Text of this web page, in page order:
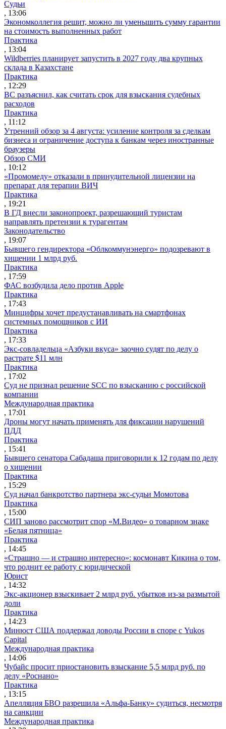
Судьи
, 13:06
Экономколлегия решит, можно ли уменьшить сумму гарантии
на стоимость выполненных работ
Практика
, 13:04
Wildberries планирует запустить в 2027 году два крупных
склада в Казахстане
Практика
, 12:29
ВС разъяснил, как считать срок для взыскания судебных
расходов
Практика
, 11:12
Утренний обзор за 4 августа: усиление контроля за сделкам
бизнеса и ограничение доступа к банкам через иностранные
браузеры
Обзор СМИ
, 10:12
«Промомеду» отказали в принудительной лицензии на
препарат для терапии ВИЧ
Практика
, 19:21
В ГД внесли законопроект, разрешающий туристам
направлять претензии к турагентам
Законодательство
, 19:07
Бывшего гендиректора «Облкоммунэнерго» подозревают в
хищении 1 млрд руб.
Практика
, 17:59
ФАС возбудила дело против Apple
Практика
, 17:43
Минцифры хочет предустанавливать на смартфонах
системных помощников с ИИ
Практика
, 17:33
Экс-совладельца «Азбуки вкуса» заочно судят по делу о
растрате $11 млн
Практика
, 17:02
Суд не признал решение SCC по взысканию с российской
компании
Международная практика
, 17:01
Дроны могут начать применять для фиксации нарушений
ПДД
Практика
, 15:41
Бывшего сенатора Сабадаша приговорили к 12 годам по делу
о хищении
Практика
, 15:29
Суд начал банкротство партнера экс-судьи Момотова
Практика
, 15:00
СИП заново рассмотрит спор «М.Видео» о товарном знаке
«Белая пятница»
Практика
, 14:45
«Страшно — и страшно интересно»: космонавт Кикина о том,
что роднит ее работу с юридической
Юрист
, 14:32
Экс-акционер взыскивает 2 млрд руб. убытков из-за размытой
доли
Практика
, 14:23
Минюст США поддержал доводы России в споре с Yukos
Capital
Международная практика
, 14:06
Чубайс просит приостановить взыскание 5,5 млрд руб. по
делу «Роснано»
Практика
, 13:15
Апелляция БВО разрешила «Альфа-Банку» судиться, несмотря
на санкции
Международная практика